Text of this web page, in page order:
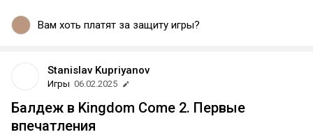
Вам хоть платят за защиту игры?
Stanislav Kupriyanov
Игры 06.02.2025
Балдеж в Kingdom Come 2. Первые
впечатления